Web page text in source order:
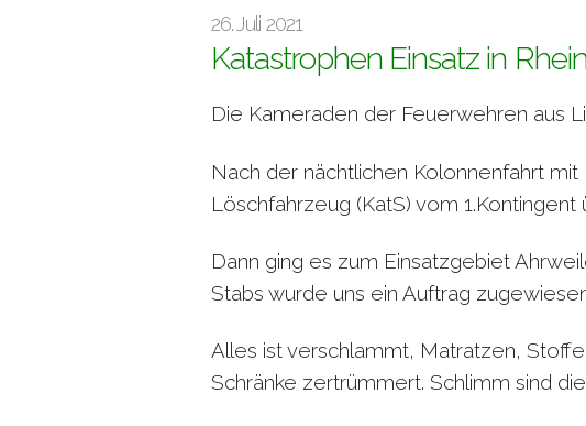
26. Juli 2021
Katastrophen Einsatz in
Die Kameraden der Feuerwehren aus
Nach der nächtlichen Kolonnenfahrt
Löschfahrzeug (KatS) vom
Dann ging es zum Einsatzgebiet
Stabs wurde uns ein Auftrag
Alles ist verschlammt, Matratzen,
Schränke zertrümmert. Schlimm sind